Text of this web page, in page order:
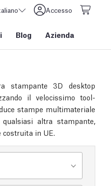
Accesso
Blog Azienda
stampante 3D desktop
il velocissimo tool-
stampe multimateriale
altra stampante,
costruita in UE.